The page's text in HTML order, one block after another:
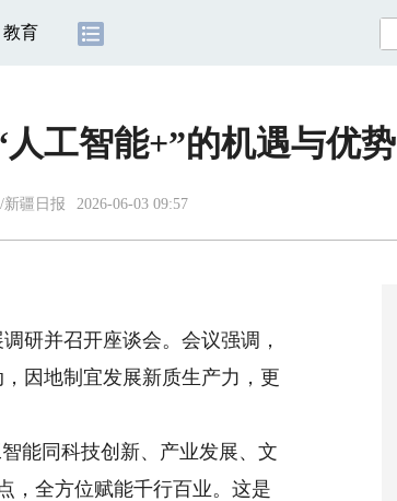
教育
工智能+”的机遇与优势
新疆日报 2026-06-03 09:57
研并召开座谈会。会议强调，
因地制宜发展新质生产力，更
能同科技创新、产业发展、文
，全方位赋能千行百业。这是